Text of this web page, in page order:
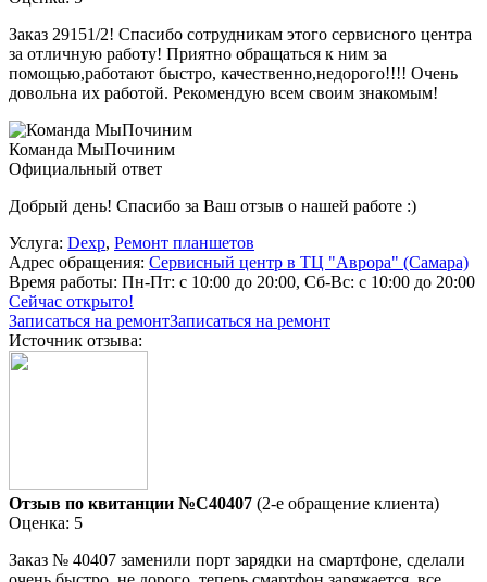
Заказ 29151/2! Спасибо сотрудникам этого сервисного центра
за отличную работу! Приятно обращаться к ним за
помощью,работают быстро, качественно,недорого!!!! Очень
довольна их работой. Рекомендую всем своим знакомым!
Команда МыПочиним
Официальный ответ
Добрый день! Спасибо за Ваш отзыв о нашей работе :)
Услуга: Dexp, Ремонт планшетов
Адрес обращения: Сервисный центр в ТЦ "Аврора" (Самара)
Время работы: Пн-Пт: с 10:00 до 20:00, Сб-Вс: с 10:00 до 20:00
Сейчас открыто!
Записаться на ремонтЗаписаться на ремонт
Источник отзыва:
Отзыв по квитанции №C40407 (2-е обращение клиента)
Оценка: 5
Заказ № 40407 заменили порт зарядки на смартфоне, сделали